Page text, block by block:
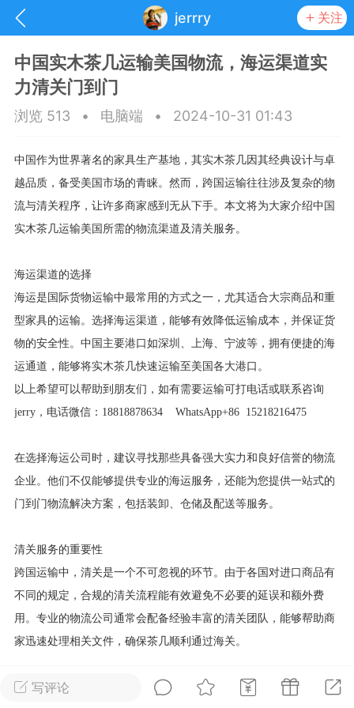
jerrry 关注
每日任务 签到有奖
华人资讯
阅读洛杉矶新闻
华人论坛
华人社区账号注册及使用规范》
洛杉矶热点
民宿短租 房屋买卖 商铺转让
写评论
中国实木茶几运输美国物流，海运渠道实
力清关门到门
浏览 513 • 电脑端 • 2024-10-31 01:43
中国作为世界著名的家具生产基地，其实木茶几因其经典设计与卓
越品质，备受美国市场的青睐。然而，跨国运输往往涉及复杂的物
流与清关程序，让许多商家感到无从下手。本文将为大家介绍中国
实木茶几运输美国所需的物流渠道及清关服务。
海运渠道的选择
海运是国际货物运输中最常用的方式之一，尤其适合大宗商品和重
型家具的运输。选择海运渠道，能够有效降低运输成本，并保证货
物的安全性。中国主要港口如深圳、上海、宁波等，拥有便捷的海
运通道，能够将实木茶几快速运输至美国各大港口。
以上希望可以帮助到朋友们，如有需要运输可打电话或联系咨询
jerry，电话微信：18818878634 WhatsApp+86 15218216475
在选择海运公司时，建议寻找那些具备强大实力和良好信誉的物流
企业。他们不仅能够提供专业的海运服务，还能为您提供一站式的
门到门物流解决方案，包括装卸、仓储及配送等服务。
清关服务的重要性
跨国运输中，清关是一个不可忽视的环节。由于各国对进口商品有
不同的规定，合规的清关流程能有效避免不必要的延误和额外费
用。专业的物流公司通常会配备经验丰富的清关团队，能够帮助商
家迅速处理相关文件，确保茶几顺利通过海关。
在清关过程中，商家需要提供详尽的货物信息，包括发票、装箱单